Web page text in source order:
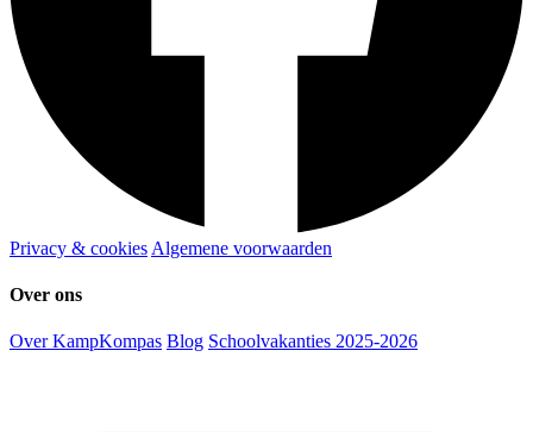
Privacy & cookies Algemene voorwaarden
Over ons
Over KampKompas Blog Schoolvakanties 2025-2026